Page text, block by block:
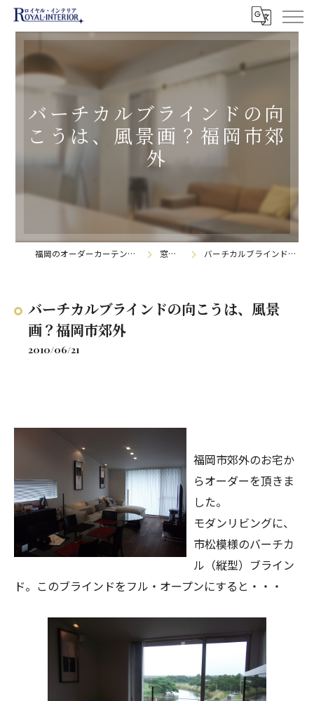
バーチカルブラインドの向
こうは、風景画？福岡市郊
外
福岡のオーダーカーテンなら株式会社ロイヤル・インテリア 窓辺の日記帳 バーチカルブラインドの向こうは、風景画？福岡市郊外
バーチカルブラインドの向こうは、風景
画？福岡市郊外
2010/06/21
福岡市郊外のお宅か
らオーダーを頂きま
した。
モダンリビングに、
市松模様のバーチカ
ル（縦型）ブライン
ド。このブラインドをフル・オープンにすると・・・